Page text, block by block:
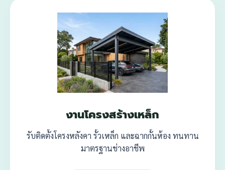
งานโครงสร้างเหล็ก
รับติดตั้งโครงหลังคา รั้วเหล็ก และฉากกั้นห้อง ทนทาน
มาตรฐานช่างอาชีพ